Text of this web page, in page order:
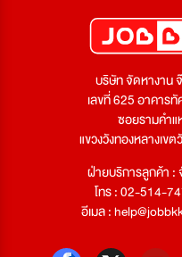
บริษัท จัดหางาน
เลขที่ 625 อาคาร
ซอยรามคำแ
แขวงวังทองหลางเข
ฝ่ายบริการลูกค้า :
โทร : 02-514-
อีเมล :